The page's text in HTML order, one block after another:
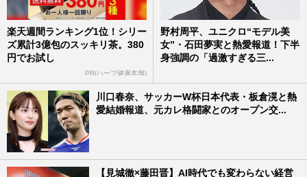
楽天週間ランキング1位！シリー
ズ累計3億包のスッキリ茶。380
円でお試し
PR(ハーブ健康本舗)
野村周平、ユニクロ“モデル美
女”・石田夢実と熱愛報道！下半
身強調の「過激すぎる三...
川口春奈、サッカーW杯日本代表・板倉滉と熱
愛結婚報道、元カレ格闘家とのオープン交...
【見城徹×藤田晋】AI時代でも変わらない経営